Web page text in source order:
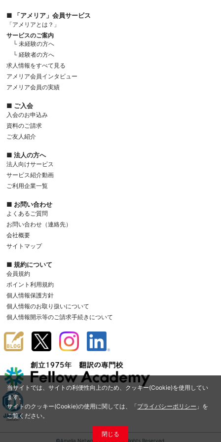
当サイトでは、サイトの利便性向上のため、クッキー(Cookie)を使用してい
ます。
サイトのクッキー(Cookie)の使用に関しては、「プライバシーポリシー 」を
ご覧ください。
閉じる
■ 「アメリア」会員サービス
「アメリアとは？」
サービスのご案内
└ 未経験の方へ
└ 経験者の方へ
求人情報をすべて見る
アメリア会員インタビュー
アメリア会員の実績
■ ご入会
入会のお申込み
資料のご請求
ご友人紹介
■ 法人の方へ
法人向けサービス
サービス紹介動画
ご利用企業一覧
■ お問い合わせ
よくあるご質問
お問い合わせ（連絡先）
会社概要
サイトマップ
■ 規約について
会員規約
ポイント利用規約
個人情報保護方針
個人情報のお取り扱いについて
個人情報開示等のご請求手続きについて
©Amelia Network Co.,Ltd. All Rights Reserved.